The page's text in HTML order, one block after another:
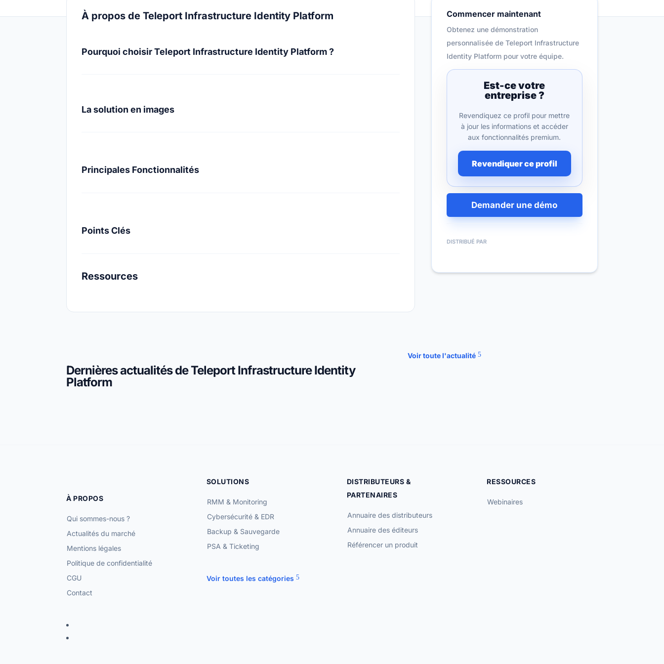
À propos de Teleport Infrastructure Identity Platform
Pourquoi choisir Teleport Infrastructure Identity Platform ?
La solution en images
Principales Fonctionnalités
Points Clés
Ressources
Commencer maintenant
Obtenez une démonstration
personnalisée de Teleport Infrastructure
Identity Platform pour votre équipe.
Est-ce votre
entreprise ?
Revendiquez ce profil pour mettre
à jour les informations et accéder
aux fonctionnalités premium.
Revendiquer ce profil
Demander une démo
DISTRIBUÉ PAR
Dernières actualités de Teleport Infrastructure Identity
Platform
Voir toute l'actualité
À PROPOS
Qui sommes-nous ?
Actualités du marché
Mentions légales
Politique de confidentialité
CGU
Contact
SOLUTIONS
RMM & Monitoring
Cybersécurité & EDR
Backup & Sauvegarde
PSA & Ticketing
Voir toutes les catégories
DISTRIBUTEURS &
PARTENAIRES
Annuaire des distributeurs
Annuaire des éditeurs
Référencer un produit
RESSOURCES
Webinaires